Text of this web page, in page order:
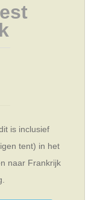
is inclusief
tent) in het
naar Frankrijk